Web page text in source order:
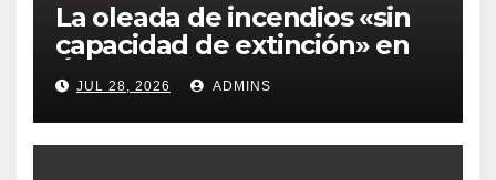
La oleada de incendios «sin
capacidad de extinción» en
Ávila y al oeste de Madrid
obliga a declarar la
emergencia nacional
JUL 28, 2026 ADMINS